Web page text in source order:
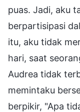
puas. Jadi, aku
berpartisipasi
itu, aku tidak
hari, saat
Audrea tidak
memintaku
berpikir, "Apa